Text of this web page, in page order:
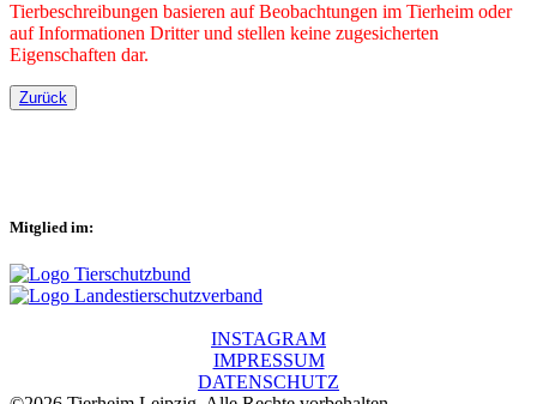
Tierbeschreibungen basieren auf Beobachtungen im Tierheim oder
auf Informationen Dritter und stellen keine zugesicherten
Eigenschaften dar.
Zurück
Mitglied im:
INSTAGRAM
IMPRESSUM
DATENSCHUTZ